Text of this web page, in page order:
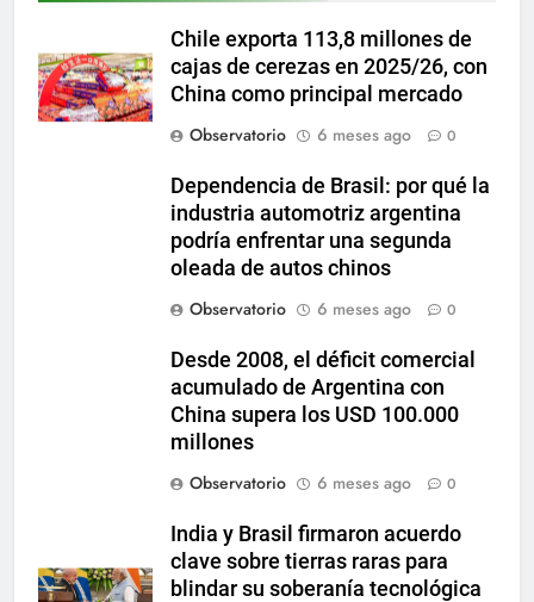
Chile exporta 113,8 millones de
cajas de cerezas en 2025/26, con
China como principal mercado
Observatorio
6 meses ago 0
Dependencia de Brasil: por qué la
industria automotriz argentina
podría enfrentar una segunda
oleada de autos chinos
Observatorio
6 meses ago 0
Desde 2008, el déficit comercial
acumulado de Argentina con
China supera los USD 100.000
millones
Observatorio
6 meses ago 0
India y Brasil firmaron acuerdo
clave sobre tierras raras para
blindar su soberanía tecnológica